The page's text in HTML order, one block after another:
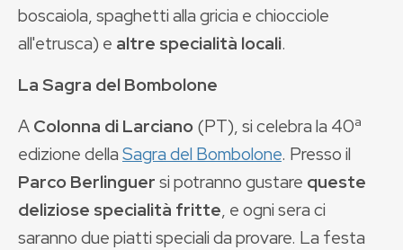
boscaiola, spaghetti alla gricia e chiocciole
all'etrusca) e altre specialità locali.
La Sagra del Bombolone
AColonna di Larciano(PT), si celebra la 40ª
edizione dellaSagra del Bombolone. Presso il
Parco Berlinguersi potranno gustare queste
deliziose specialità fritte, e ogni sera ci
saranno due piatti speciali da provare. La festa